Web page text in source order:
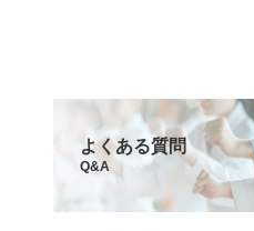
よくある質問
Q&A